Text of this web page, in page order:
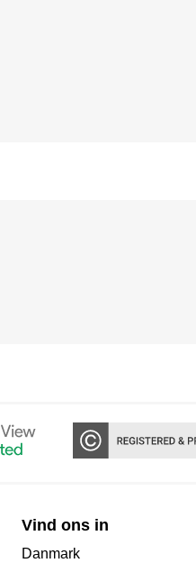
Vind ons in
Danmark